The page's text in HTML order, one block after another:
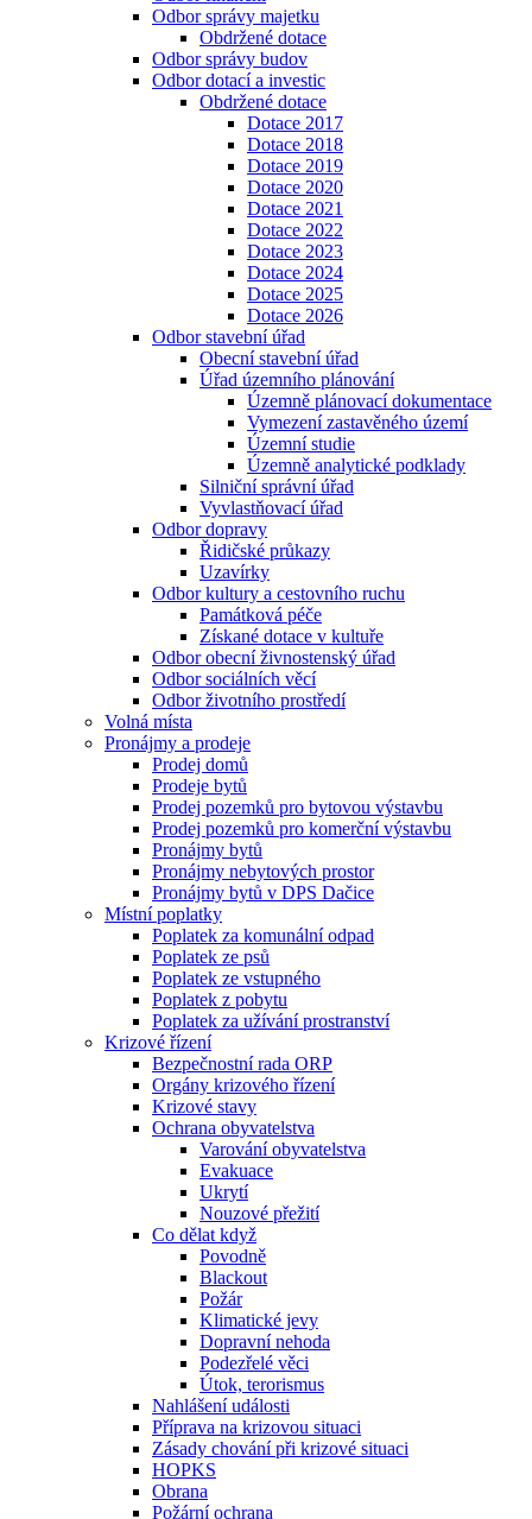
Odbor správy majetku
Obdržené dotace
Odbor správy budov
Odbor dotací a investic
Obdržené dotace
Dotace 2017
Dotace 2018
Dotace 2019
Dotace 2020
Dotace 2021
Dotace 2022
Dotace 2023
Dotace 2024
Dotace 2025
Dotace 2026
Odbor stavební úřad
Obecní stavební úřad
Úřad územního plánování
Územně plánovací dokumentace
Vymezení zastavěného území
Územní studie
Územně analytické podklady
Silniční správní úřad
Vyvlastňovací úřad
Odbor dopravy
Řidičské průkazy
Uzavírky
Odbor kultury a cestovního ruchu
Památková péče
Získané dotace v kultuře
Odbor obecní živnostenský úřad
Odbor sociálních věcí
Odbor životního prostředí
Volná místa
Pronájmy a prodeje
Prodej domů
Prodeje bytů
Prodej pozemků pro bytovou výstavbu
Prodej pozemků pro komerční výstavbu
Pronájmy bytů
Pronájmy nebytových prostor
Pronájmy bytů v DPS Dačice
Místní poplatky
Poplatek za komunální odpad
Poplatek ze psů
Poplatek ze vstupného
Poplatek z pobytu
Poplatek za užívání prostranství
Krizové řízení
Bezpečnostní rada ORP
Orgány krizového řízení
Krizové stavy
Ochrana obyvatelstva
Varování obyvatelstva
Evakuace
Ukrytí
Nouzové přežití
Co dělat když
Povodně
Blackout
Požár
Klimatické jevy
Dopravní nehoda
Podezřelé věci
Útok, terorismus
Nahlášení události
Příprava na krizovou situaci
Zásady chování při krizové situaci
HOPKS
Obrana
Požární ochrana